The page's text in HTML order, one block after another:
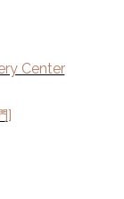
Center
]